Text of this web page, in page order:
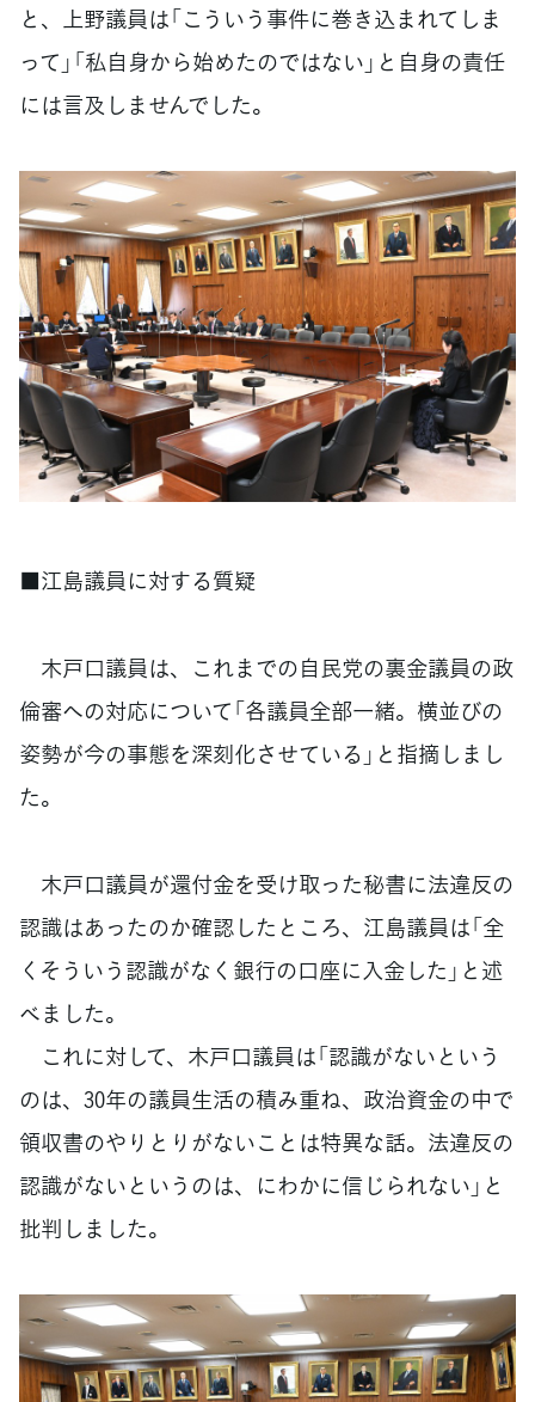
と、上野議員は「こういう事件に巻き込まれてしま
って」「私自身から始めたのではない」と自身の責任
には言及しませんでした。
■江島議員に対する質疑
木戸口議員は、これまでの自民党の裏金議員の政
倫審への対応について「各議員全部一緒。横並びの
姿勢が今の事態を深刻化させている」と指摘しまし
た。
木戸口議員が還付金を受け取った秘書に法違反の
認識はあったのか確認したところ、江島議員は「全
くそういう認識がなく銀行の口座に入金した」と述
べました。
これに対して、木戸口議員は「認識がないという
のは、30年の議員生活の積み重ね、政治資金の中で
領収書のやりとりがないことは特異な話。法違反の
認識がないというのは、にわかに信じられない」と
批判しました。